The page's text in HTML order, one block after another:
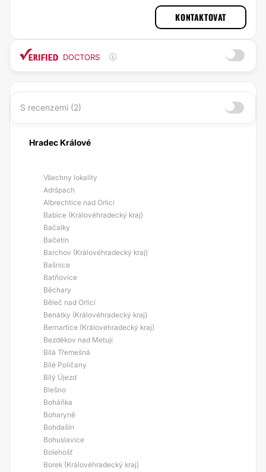
KONTAKTOVAT
DOCTORS
S recenzemi (2)
Hradec Králové
Všechny lokality
Adršpach
Albrechtice nad Orlicí
Babice (Královéhradecký kraj)
Bačalky
Bačetín
Barchov (Královéhradecký kraj)
Bašnice
Batňovice
Běchary
Běleč nad Orlicí
Benátky (Královéhradecký kraj)
Bernartice (Královéhradecký kraj)
Bezděkov nad Metují
Bílá Třemešná
Bílé Poličany
Bílý Újezd
Blešno
Boháňka
Boharyně
Bohdašín
Bohuslavice
Bolehošť
Borek (Královéhradecký kraj)